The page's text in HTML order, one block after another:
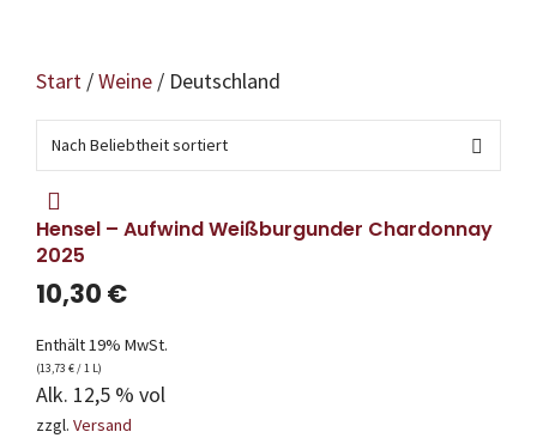
Start /Weine / Deutschland
Hensel – Aufwind Weißburgunder Chardonnay
2025
10,30 €
Enthält 19% MwSt.
(13,73 €/ 1 L)
Alk. 12,5 % vol
zzgl. Versand